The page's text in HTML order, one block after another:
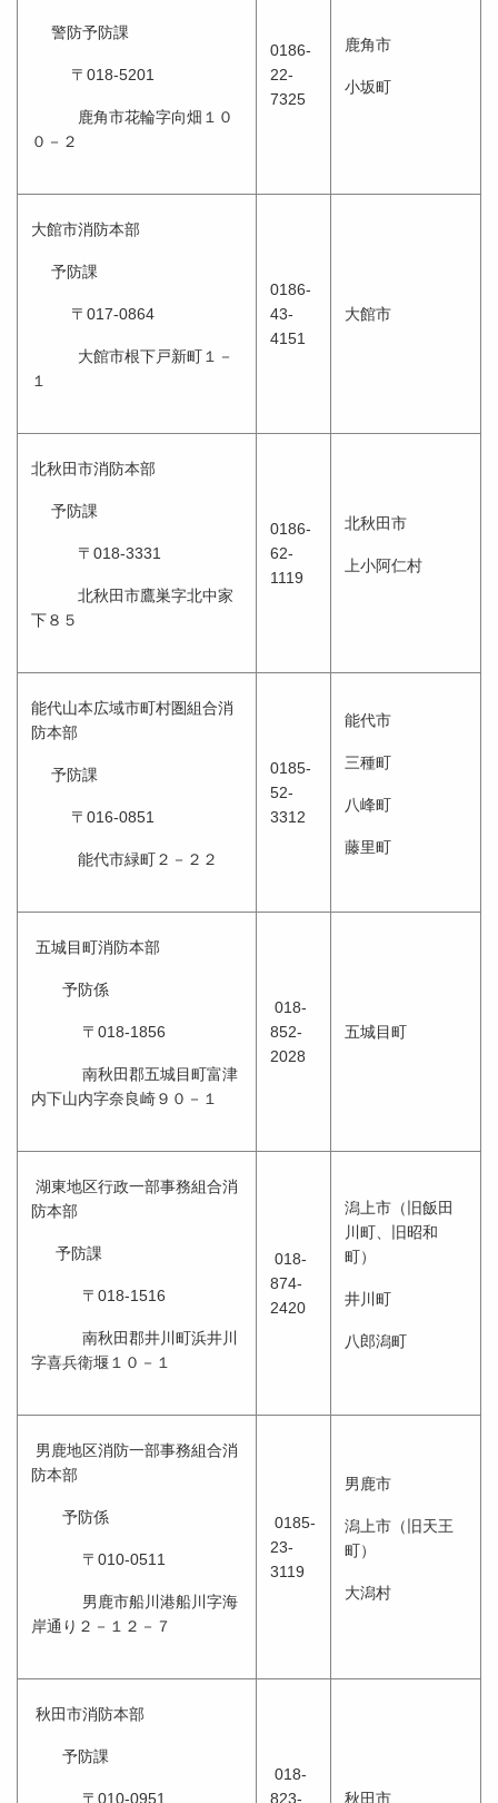
警防予防課
〒018-5201
鹿角市花輪字向畑１０
０－２
0186-
22-
7325
鹿角市
小坂町
大館市消防本部
予防課
〒017-0864
大館市根下戸新町１－
１
0186-
43-
4151
大館市
北秋田市消防本部
予防課
〒018-3331
北秋田市鷹巣字北中家
下８５
0186-
62-
1119
北秋田市
上小阿仁村
能代山本広域市町村圏組合消
防本部
予防課
〒016-0851
能代市緑町２－２２
0185-
52-
3312
能代市
三種町
八峰町
藤里町
五城目町消防本部
予防係
〒018-1856
南秋田郡五城目町富津
内下山内字奈良崎９０－１
018-
852-
2028
五城目町
湖東地区行政一部事務組合消
防本部
予防課
〒018-1516
南秋田郡井川町浜井川
字喜兵衛堰１０－１
018-
874-
2420
潟上市（旧飯田
川町、旧昭和
町）
井川町
八郎潟町
男鹿地区消防一部事務組合消
防本部
予防係
〒010-0511
男鹿市船川港船川字海
岸通り２－１２－７
0185-
23-
3119
男鹿市
潟上市（旧天王
町）
大潟村
秋田市消防本部
予防課
〒010-0951
018-
823-
秋田市